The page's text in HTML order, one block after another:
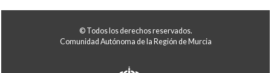
© Todos los derechos reservados.
Comunidad Autónoma de la Región de Murcia